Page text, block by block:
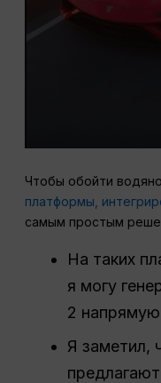
Чтобы обойти
платформы,
самым простым
На таких
я могу
2
Я заметил,